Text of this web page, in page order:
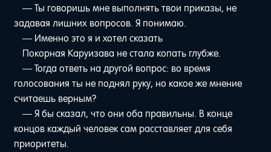
— Ты говоришь мне выполнять твои приказы, не
задавая лишних вопросов. Я понимаю.
— Именно это я и хотел сказать
Покорная Каруизава не стала копать глубже.
— Тогда ответь на другой вопрос: во время
голосования ты не поднял руку, но какое же мнение
считаешь верным?
— Я бы сказал, что они оба правильны. В конце
концов каждый человек сам расставляет для себя
приоритеты.